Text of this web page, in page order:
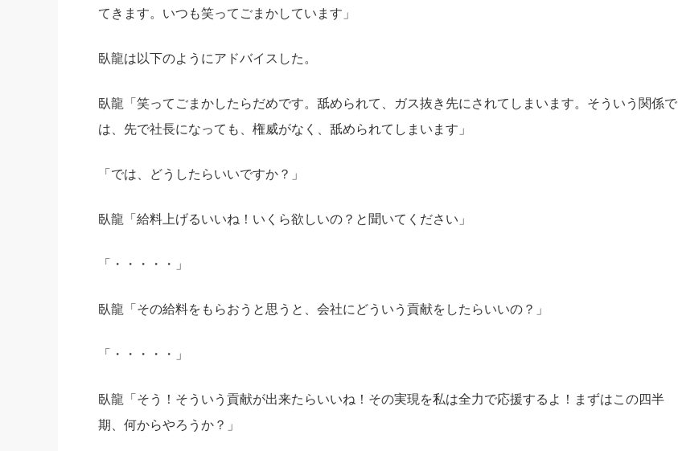
てきます。いつも笑ってごまかしています」
臥龍は以下のようにアドバイスした。
臥龍「笑ってごまかしたらだめです。舐められて、ガス抜き先にされてしまいます。そういう関係で
は、先で社長になっても、権威がなく、舐められてしまいます」
「では、どうしたらいいですか？」
臥龍「給料上げるいいね！いくら欲しいの？と聞いてください」
「・・・・・」
臥龍「その給料をもらおうと思うと、会社にどういう貢献をしたらいいの？」
「・・・・・」
臥龍「そう！そういう貢献が出来たらいいね！その実現を私は全力で応援するよ！まずはこの四半
期、何からやろうか？」